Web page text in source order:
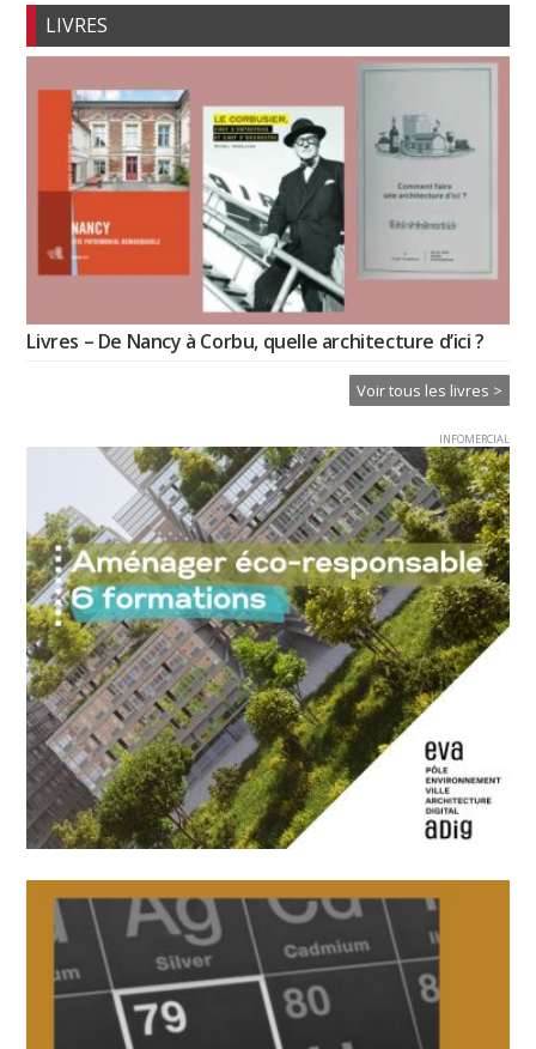
LIVRES
Livres – De Nancy à Corbu, quelle architecture d’ici ?
Voir tous les livres >
INFOMERCIAL